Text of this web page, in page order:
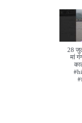
28
मां